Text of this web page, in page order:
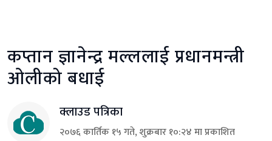
कप्तान ज्ञानेन्द्र मल्ललाई प्रधानमन्त्री
ओलीको बधाई
क्लाउड पत्रिका
२०७६ कार्तिक १५ गते, शुक्रबार १०:२४ मा प्रकाशित